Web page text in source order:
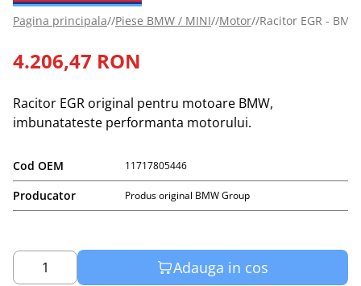
Pagina principala//Piese BMW / MINI//Motor//Racitor EGR -
4.206,47 RON
Racitor EGR original pentru motoare BMW,
imbunatateste performanta motorului.
Cod OEM 11717805446
Producator Produs original BMW Group
1 Adauga in cos